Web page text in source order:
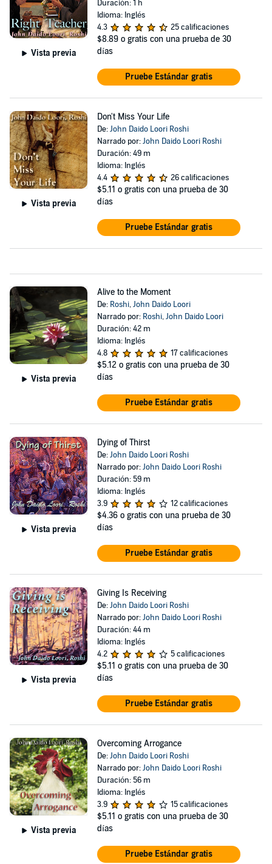
Vista previa
Duración: 1 h
Idioma: Inglés
4.3
25 calificaciones
$8.89 o gratis con una prueba de 30
días
Pruebe Estándar gratis
Vista previa
Don't Miss Your Life
De:John Daido Loori Roshi
Narrado por:John Daido Loori Roshi
Duración: 49 m
Idioma: Inglés
4.4
26 calificaciones
$5.11 o gratis con una prueba de 30
días
Pruebe Estándar gratis
Vista previa
Alive to the Moment
De: Roshi,John Daido Loori
Narrado por: Roshi,John Daido Loori
Duración: 42 m
Idioma: Inglés
4.8
17 calificaciones
$5.12 o gratis con una prueba de 30
días
Pruebe Estándar gratis
Vista previa
Dying of Thirst
De:John Daido Loori Roshi
Narrado por:John Daido Loori Roshi
Duración: 59 m
Idioma: Inglés
3.9
12 calificaciones
$4.36 o gratis con una prueba de 30
días
Pruebe Estándar gratis
Vista previa
Giving Is Receiving
De:John Daido Loori Roshi
Narrado por:John Daido Loori Roshi
Duración: 44 m
Idioma: Inglés
4.2
5 calificaciones
$5.11 o gratis con una prueba de 30
días
Pruebe Estándar gratis
Vista previa
Overcoming Arrogance
De:John Daido Loori Roshi
Narrado por:John Daido Loori Roshi
Duración: 56 m
Idioma: Inglés
3.9
15 calificaciones
$5.11 o gratis con una prueba de 30
días
Pruebe Estándar gratis